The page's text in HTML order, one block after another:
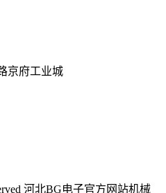
京府工业城
河北BG电子官方网站机械